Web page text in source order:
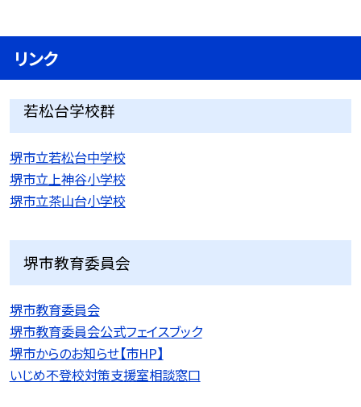
リンク
若松台学校群
堺市立若松台中学校
堺市立上神谷小学校
堺市立茶山台小学校
堺市教育委員会
堺市教育委員会
堺市教育委員会公式フェイスブック
堺市からのお知らせ【市HP】
いじめ不登校対策支援室相談窓口